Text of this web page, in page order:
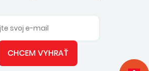
CHCEM VYHRAŤ